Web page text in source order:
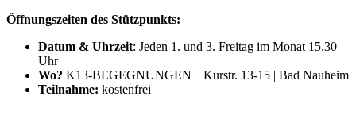
Öffnungszeiten des Stützpunkts:
Datum & Uhrzeit: Jeden 1. und 3. Freitag im Monat 15.30
Uhr
Wo? K13-BEGEGNUNGEN | Kurstr. 13-15 | Bad Nauheim
Teilnahme: kostenfrei